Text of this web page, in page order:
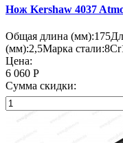
Нож Kershaw 4037
Общая длина
(мм):2,5Марка
Цена:
6 060 Р
Сумма скидки: